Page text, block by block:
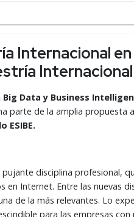
Internacional
Data y Business
parte de la amplia propuesta
ESIBE.
disciplina profesional,
Internet. Entre las nuevas
de la más relevantes. Lo
para las empresas